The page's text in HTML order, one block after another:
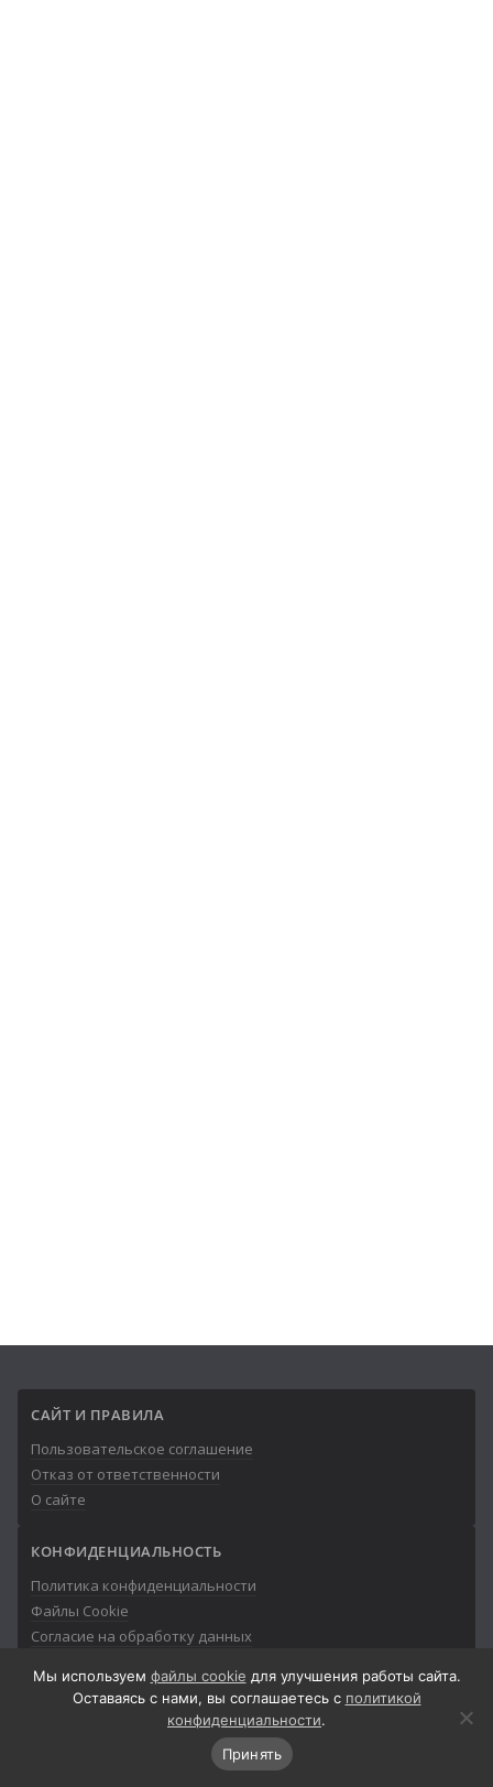
САЙТ И ПРАВИЛА
Пользовательское соглашение
Отказ от ответственности
О сайте
КОНФИДЕНЦИАЛЬНОСТЬ
Политика конфиденциальности
Файлы Cookie
Согласие на обработку данных
© 2013-2026Айтишник
Мы используем файлы cookie для улучшения работы сайта.
Оставаясь с нами, вы соглашаетесь с политикой
конфиденциальности.
Принять